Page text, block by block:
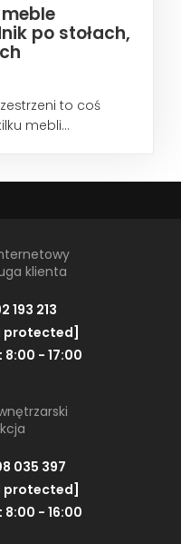
po stołach,
to coś
mebli...
klienta
193 213
protected]
- 17:00
035 397
protected]
- 16:00